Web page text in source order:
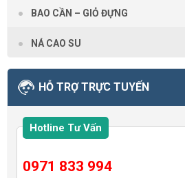
BAO CẦN – GIỎ ĐỰNG
NÁ CAO SU
HỖ TRỢ TRỰC TUYẾN
Hotline Tư Vấn
0971 833 994